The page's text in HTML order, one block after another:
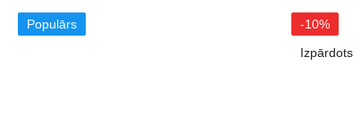
Populārs
-10%
Izpārdots